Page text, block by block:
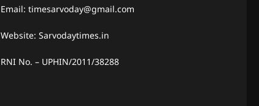
Email: timesarvoday@gmail.com
Website: Sarvodaytimes.in
RNI No. – UPHIN/2011/38288